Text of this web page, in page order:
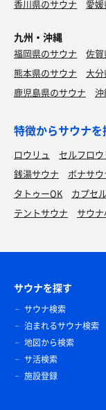
香川県のサウナ
愛
九州・沖縄
福岡県のサウナ 佐
熊本県のサウナ
大
鹿児島県のサウナ
沖
特徴からサウナを
ロウリュ セルフロウ
銭湯サウナ
ボナサウ
タトゥーOK
カプセ
テントサウナ
サウナ
サウナを探す
サウナ検索
泊まれるサウナ検索
地図から検索
サ活検索
施設登録